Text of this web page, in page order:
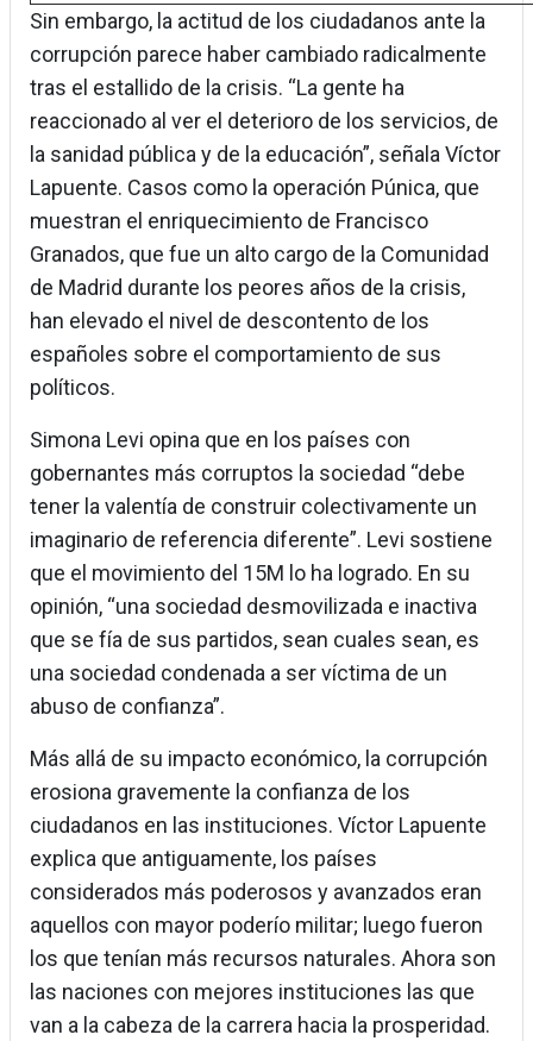
Sin embargo, la actitud de los ciudadanos ante la
corrupción parece haber cambiado radicalmente
tras el estallido de la crisis. “La gente ha
reaccionado al ver el deterioro de los servicios, de
la sanidad pública y de la educación”, señala Víctor
Lapuente. Casos como la operación Púnica, que
muestran el enriquecimiento de Francisco
Granados, que fue un alto cargo de la Comunidad
de Madrid durante los peores años de la crisis,
han elevado el nivel de descontento de los
españoles sobre el comportamiento de sus
políticos.
Simona Levi opina que en los países con
gobernantes más corruptos la sociedad “debe
tener la valentía de construir colectivamente un
imaginario de referencia diferente”. Levi sostiene
que el movimiento del 15M lo ha logrado. En su
opinión, “una sociedad desmovilizada e inactiva
que se fía de sus partidos, sean cuales sean, es
una sociedad condenada a ser víctima de un
abuso de confianza”.
Más allá de su impacto económico, la corrupción
erosiona gravemente la confianza de los
ciudadanos en las instituciones. Víctor Lapuente
explica que antiguamente, los países
considerados más poderosos y avanzados eran
aquellos con mayor poderío militar; luego fueron
los que tenían más recursos naturales. Ahora son
las naciones con mejores instituciones las que
van a la cabeza de la carrera hacia la prosperidad.